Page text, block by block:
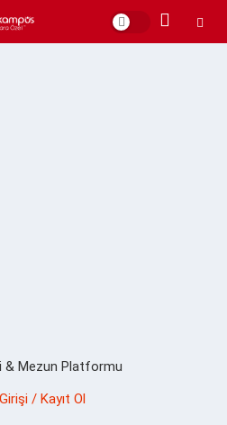
& Mezun Platformu
/ Kayıt Ol